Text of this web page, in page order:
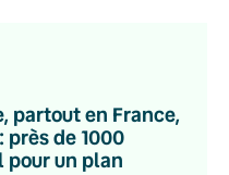
partout en France,
près de 1000
pour un plan